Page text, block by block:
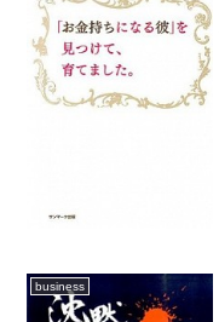
business